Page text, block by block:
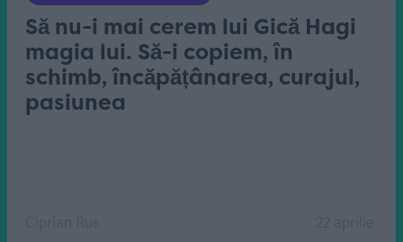
Să nu-i mai cerem lui Gică Hagi
magia lui. Să-i copiem, în
schimb, încăpățânarea, curajul,
pasiunea